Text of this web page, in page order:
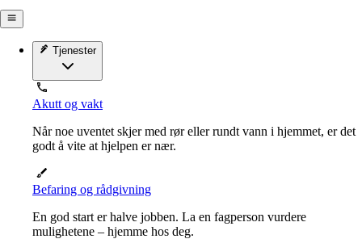
Tjenester
Akutt og vakt
Når noe uventet skjer med rør eller rundt vann i hjemmet, er det
godt å vite at hjelpen er nær.
Befaring og rådgivning
En god start er halve jobben. La en fagperson vurdere
mulighetene – hjemme hos deg.